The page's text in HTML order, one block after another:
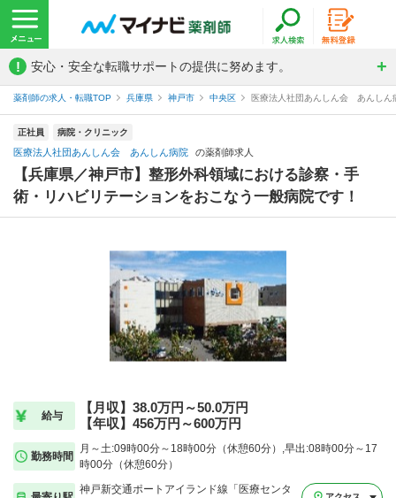
! 安心・安全な転職サポートの提供に努めます。
薬剤師の求人・転職TOP 兵庫県 神戸市 中央区 医療法人社団あんしん会 あんしん
正社員 病院・クリニック
医療法人社団あんしん会 あんしん病院 の薬剤師求人
【兵庫県／神戸市】整形外科領域における診察・手
術・リハビリテーションをおこなう一般病院です！
給与
【月収】38.0万円～50.0万円
【年収】456万円～600万円
勤務時間
月～土:09時00分～18時00分（休憩60分）,早出:08時00分～17
時00分（休憩60分）
神戸新交通ポートアイランド線「医療センタ